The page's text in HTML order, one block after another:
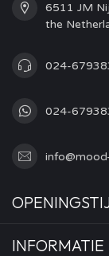
6511 JM
the
024-
024-
INFORMATIE